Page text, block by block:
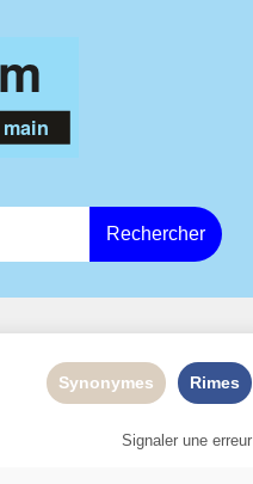
Rechercher
Synonymes Rimes
Signaler une erreur